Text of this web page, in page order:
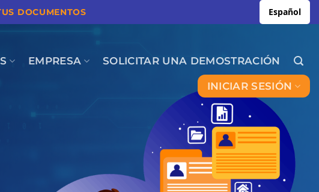
DOCUMENTOS Español
EMPRESA SOLICITAR UNA DEMOSTRACIÓN
INICIAR SESIÓN